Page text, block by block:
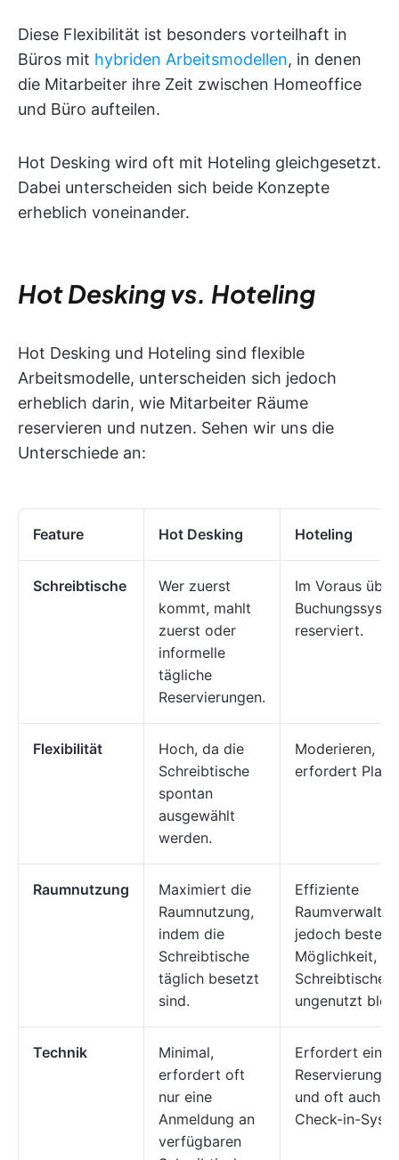
Diese Flexibilität ist besonders vorteilhaft in
Büros mit hybriden Arbeitsmodellen, in denen
die Mitarbeiter ihre Zeit zwischen Homeoffice
und Büro aufteilen.
Hot Desking wird oft mit Hoteling gleichgesetzt.
Dabei unterscheiden sich beide Konzepte
erheblich voneinander.
Hot Desking vs. Hoteling
Hot Desking und Hoteling sind flexible
Arbeitsmodelle, unterscheiden sich jedoch
erheblich darin, wie Mitarbeiter Räume
reservieren und nutzen. Sehen wir uns die
Unterschiede an:
Feature Hot Desking Hoteling
Schreibtische
Wer zuerst
kommt, mahlt
zuerst oder
informelle
tägliche
Reservierungen.
Im Voraus
reserviert.
Flexibilität
Hoch, da die
Schreibtische
spontan
ausgewählt
werden.
Moderieren,
erfordert
Raumnutzung
Maximiert die
Raumnutzung,
indem die
Schreibtische
täglich besetzt
sind.
Effiziente
jedoch besteht
Möglichkeit,
Schreibtische
ungenutzt
Technik
Minimal,
erfordert oft
nur eine
Anmeldung an
verfügbaren
Erfordert ein
und oft auch
Check-in-